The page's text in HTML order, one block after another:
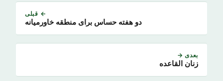
← قبلی
دو هفته حساس برای منطقه خاورمیانه
بعدی →
زنان القاعده